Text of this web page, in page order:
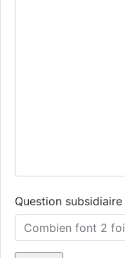
Question subsidiaire